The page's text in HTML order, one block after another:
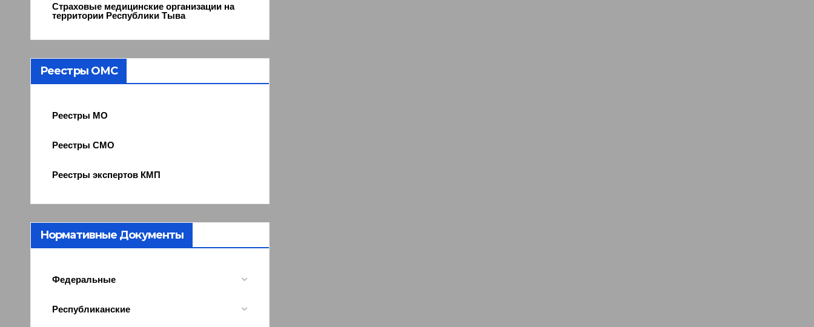
Страховые медицинские организации на
территории Республики Тыва
Реестры ОМС
Реестры МО
Реестры СМО
Реестры экспертов КМП
Нормативные Документы
Федеральные
Республиканские